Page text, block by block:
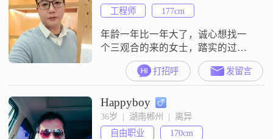
工程师
177cm
年龄一年比一年大了，诚心想找一
个三观合的来的女士，踏实的过日
打招呼 发留言
Happyboy
36岁  |  湖南郴州  |  离异
自由职业
170cm